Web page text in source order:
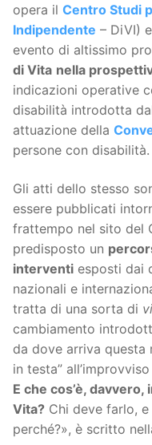
opera il Centro Studi
Indipendente – DiVI)
evento di altissimo
di Vita nella
indicazioni operative
disabilità introdotta
attuazione della
persone con disabilità.
Gli atti dello stesso
essere pubblicati
frattempo nel sito del
predisposto un
interventi esposti dai
nazionali e
tratta di una sorta di
cambiamento
da dove arriva questa
in testa”
E che cos’è,
Vita? Chi deve farlo,
perché?», è scritto